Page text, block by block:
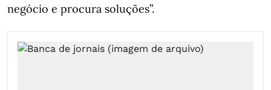
negócio e procura soluções”.